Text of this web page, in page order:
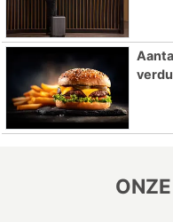
ONZE